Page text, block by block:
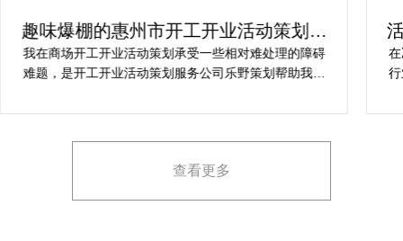
趣味爆棚的惠州市开工开业活动策划方
案精选
我在商场开工开业活动策划承受一些相对难处理的障碍
难题，是开工开业活动策划服务公司乐野策划帮助我完
场开工开业活动策划堪称完美，下次有计划还会选择乐
查看更多